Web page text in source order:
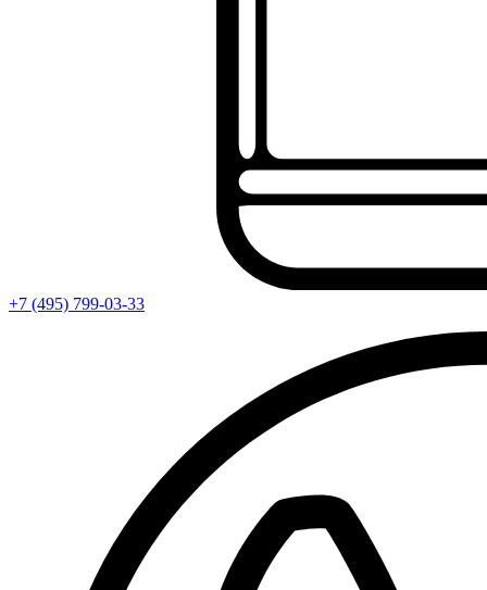
+7 (495) 799-03-33